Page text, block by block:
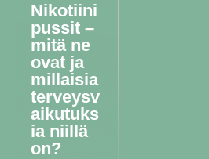
Nikotiini
pussit –
mitä ne
ovat ja
millaisia
terveysv
aikutuks
ia niillä
on?